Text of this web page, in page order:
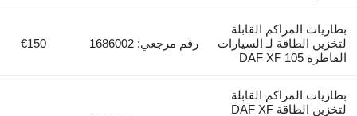
بطاريات المراكم القابلة
لتخزين الطاقة لـ السيارات
القاطرة DAF XF 105
رقم مرجعي: 1686002 €150
بطاريات المراكم القابلة
لتخزين الطاقة DAF XF